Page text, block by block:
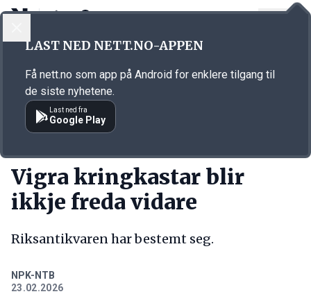
Annonsørinnhold
Vigra kringkastar blir
ikkje freda vidare
Riksantikvaren har bestemt seg.
NPK-NTB
23.02.2026
LAST NED NETT.NO-APPEN
Få nett.no som app på Android for enklere tilgang til
de siste nyhetene.
Last ned fra
Google Play